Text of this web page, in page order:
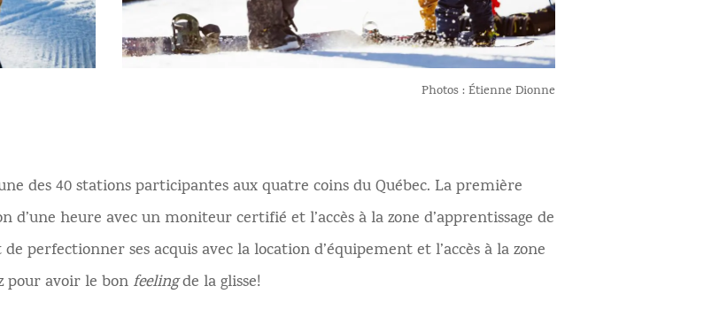
Photos : Étienne Dionne
des 40 stations participantes aux quatre coins du Québec. La première
heure avec un moniteur certifié et l’accès à la zone d’apprentissage de
perfectionner ses acquis avec la location d’équipement et l’accès à la zone
pour avoir le bon feelingde la glisse!